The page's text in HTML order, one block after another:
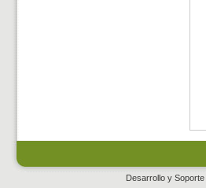
Desarrollo y Soporte